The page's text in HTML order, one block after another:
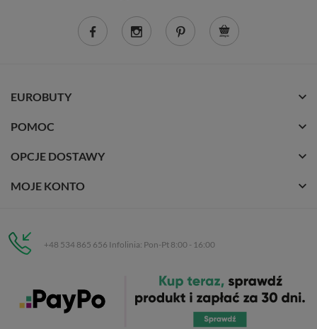
EUROBUTY
POMOC
OPCJE DOSTAWY
MOJE KONTO
+48 534 865 656 Infolinia: Pon-Pt 8:00 - 16:00
C.H. Respan, Rejtana 53a/250
35-326 Rzeszów